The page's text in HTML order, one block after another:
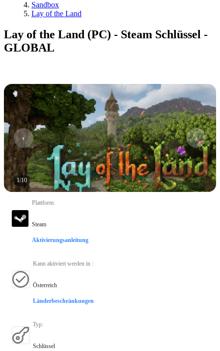
Sandbox
Lay of the Land
Lay of the Land (PC) - Steam Schlüssel -
GLOBAL
1/10
Plattform:
Steam
Aktivierungsanleitung
Kann aktiviert werden in :
Österreich
Länderbeschränkungen
Typ:
Schlüssel